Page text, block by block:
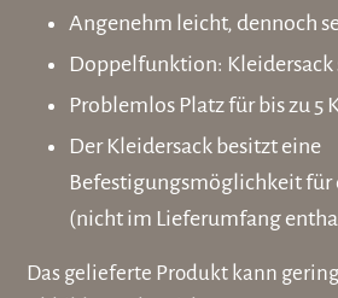
Angenehm leicht, dennoch
Doppelfunktion: Kleidersack
Problemlos Platz für bis zu 5
Der Kleidersack besitzt eine
Befestigungsmöglichkeit für
(nicht im Lieferumfang
Das gelieferte Produkt kann